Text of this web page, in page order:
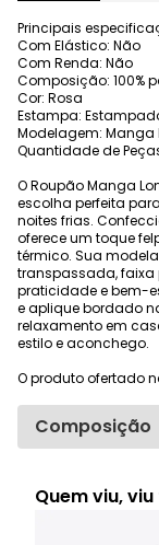
Principais
Com Elástico: Não
Com Renda: Não
Composição: 100%
Cor: Rosa
Estampa:
Modelagem: Manga
Quantidade de
O Roupão Manga
escolha perfeita
noites frias.
oferece um toque
térmico. Sua
transpassada, faixa
praticidade e bem-
e aplique bordado
relaxamento em
estilo e aconchego.
O produto ofertado
Composição
Quem viu,